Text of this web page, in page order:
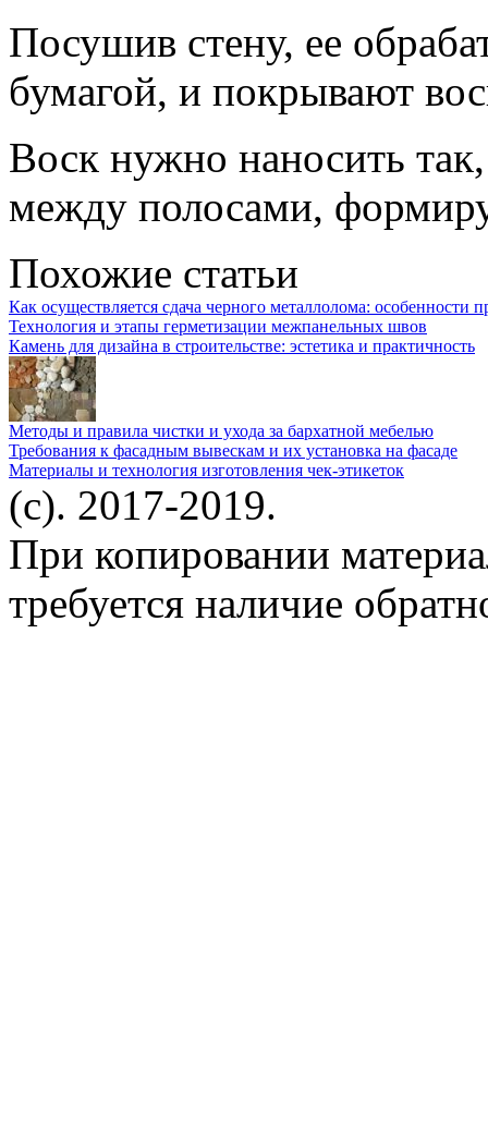
Посушив стену, ее
бумагой, и покрывают
Воск нужно наносить
между полосами,
Похожие статьи
Как осуществляется сдача черного металлолома: особенности
Технология и этапы герметизации межпанельных швов
Камень для дизайна в строительстве: эстетика и практичность
Методы и правила чистки и ухода за бархатной мебелью
Требования к фасадным вывескам и их установка на фасаде
Материалы и технология изготовления чек-этикеток
(c). 2017-2019.
При копировании
требуется наличие